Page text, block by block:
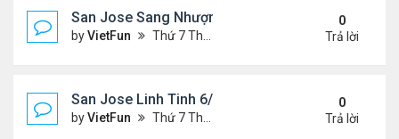
San Jose Sang Nhượng 6/4/21-6/11/21
byVietFun Thứ 7 Tháng 6 05, 2021 9:18 am
0
Trả lời
San Jose Linh Tinh 6/4/21 - 6/11/21
byVietFun Thứ 7 Tháng 6 05, 2021 9:17 am
0
Trả lời